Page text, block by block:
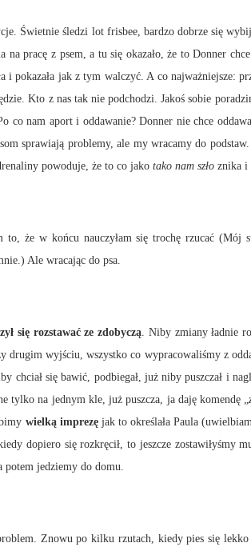
śledzi lot frisbee, bardzo dobrze się wybija
na pracę z psem, a tu się okazało, że to Donner
pokazała jak z tym walczyć. A co najważniejsze:
Kto z nas tak nie podchodzi. Jakoś sobie
co nam aport i oddawanie? Donner nie chce
sprawiają problemy, ale my wracamy do
powoduje, że to co jako tako nam szło znika i
nauczyłam się trochę rzucać (Mój
Ale wracając do psa.
się rozstawać ze zdobyczą. Niby zmiany ładnie
drugim wyjściu, wszystko co wypracowaliśmy z
chciał się bawić, podbiegał, już niby puszczał i
tylko na jednym kle, już puszcza, ja daję komendę „
wielką imprezęjak to określała Paula
dopiero się rozkręcił, to jeszcze zostawiłyśmy
potem jedziemy do domu.
po kilku rzutach, kiedy pies się lekko